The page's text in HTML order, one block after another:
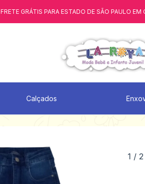
FRETE GRÁTIS PARA ESTADO DE SÃO PAULO
Calçados
1 / 2